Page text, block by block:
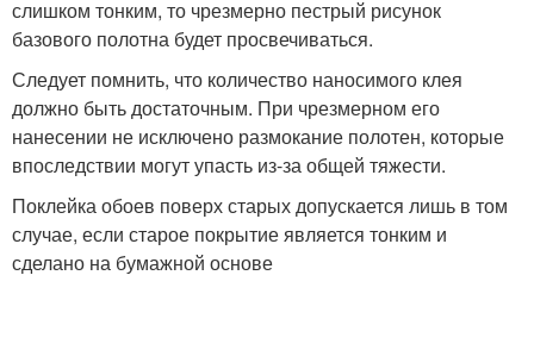
слишком тонким, то чрезмерно пестрый рисунок
базового полотна будет просвечиваться.
Следует помнить, что количество наносимого клея
должно быть достаточным. При чрезмерном его
нанесении не исключено размокание полотен, которые
впоследствии могут упасть из-за общей тяжести.
Поклейка обоев поверх старых допускается лишь в том
случае, если старое покрытие является тонким и
сделано на бумажной основе